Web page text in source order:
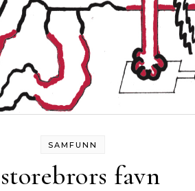
SAMFUNN
favn